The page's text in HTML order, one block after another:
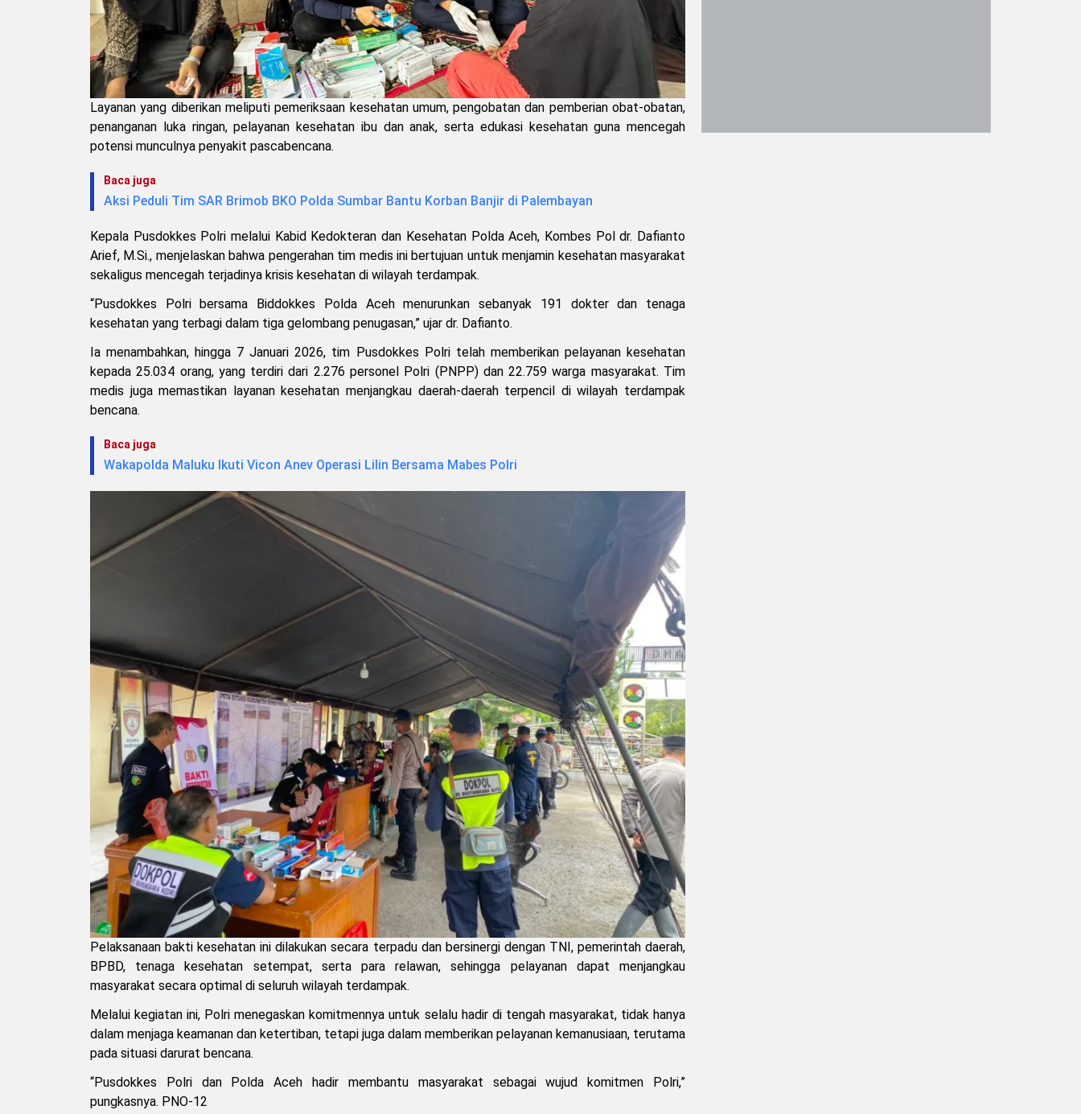
Layanan yang diberikan meliputi pemeriksaan kesehatan umum, pengobatan dan pemberian obat-obatan,
penanganan luka ringan, pelayanan kesehatan ibu dan anak, serta edukasi kesehatan guna mencegah
potensi munculnya penyakit pascabencana.
Baca juga
Aksi Peduli Tim SAR Brimob BKO Polda Sumbar Bantu Korban Banjir di Palembayan
Kepala Pusdokkes Polri melalui Kabid Kedokteran dan Kesehatan Polda Aceh, Kombes Pol dr. Dafianto
Arief, M.Si., menjelaskan bahwa pengerahan tim medis ini bertujuan untuk menjamin kesehatan masyarakat
sekaligus mencegah terjadinya krisis kesehatan di wilayah terdampak.
“Pusdokkes Polri bersama Biddokkes Polda Aceh menurunkan sebanyak 191 dokter dan tenaga
kesehatan yang terbagi dalam tiga gelombang penugasan,” ujar dr. Dafianto.
Ia menambahkan, hingga 7 Januari 2026, tim Pusdokkes Polri telah memberikan pelayanan kesehatan
kepada 25.034 orang, yang terdiri dari 2.276 personel Polri (PNPP) dan 22.759 warga masyarakat. Tim
medis juga memastikan layanan kesehatan menjangkau daerah-daerah terpencil di wilayah terdampak
bencana.
Baca juga
Wakapolda Maluku Ikuti Vicon Anev Operasi Lilin Bersama Mabes Polri
Pelaksanaan bakti kesehatan ini dilakukan secara terpadu dan bersinergi dengan TNI, pemerintah daerah,
BPBD, tenaga kesehatan setempat, serta para relawan, sehingga pelayanan dapat menjangkau
masyarakat secara optimal di seluruh wilayah terdampak.
Melalui kegiatan ini, Polri menegaskan komitmennya untuk selalu hadir di tengah masyarakat, tidak hanya
dalam menjaga keamanan dan ketertiban, tetapi juga dalam memberikan pelayanan kemanusiaan, terutama
pada situasi darurat bencana.
“Pusdokkes Polri dan Polda Aceh hadir membantu masyarakat sebagai wujud komitmen Polri,”
pungkasnya. PNO-12